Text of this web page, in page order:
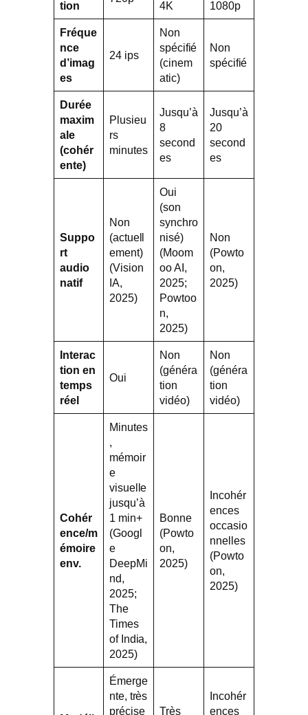
tion
4K
1080p
Fréque
nce
d’imag
es
24 ips
Non
spécifié
(cinem
atic)
Non
spécifié
Durée
maxim
ale
(cohér
ente)
Plusieu
rs
minutes
Jusqu’à
8
second
es
Jusqu’à
20
second
es
Suppo
rt
audio
natif
Non
(actuell
ement)
(Vision
IA,
2025)
Oui
(son
synchro
nisé)
(Moom
oo AI,
2025;
Powtoo
n,
2025)
Non
(Powto
on,
2025)
Interac
tion en
temps
réel
Oui
Non
(généra
tion
vidéo)
Non
(généra
tion
vidéo)
Cohér
ence/m
émoire
env.
Minutes
mémoir
e
visuelle
jusqu’à
1 min+
(Googl
e
DeepMi
nd,
2025;
The
Times
of India,
2025)
Bonne
(Powto
on,
2025)
Incohér
ences
occasio
nnelles
(Powto
on,
2025)
Émerge
nte, très
précise
Très
Incohér
ences